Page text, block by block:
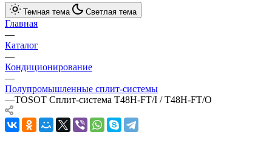
Темная тема Светлая тема
Главная
—
Каталог
—
Кондиционирование
—
Полупромышленные сплит-системы
—TOSOT Сплит-система T48H-FT/I / T48H-FT/O